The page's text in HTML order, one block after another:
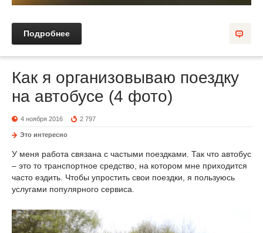
Подробнее
Как я организовываю поездку
на автобусе (4 фото)
4 ноября 2016 2 797
Это интересно
У меня работа связана с частыми поездками. Так что автобус
– это то транспортное средство, на котором мне приходится
часто ездить. Чтобы упростить свои поездки, я пользуюсь
услугами популярного сервиса.